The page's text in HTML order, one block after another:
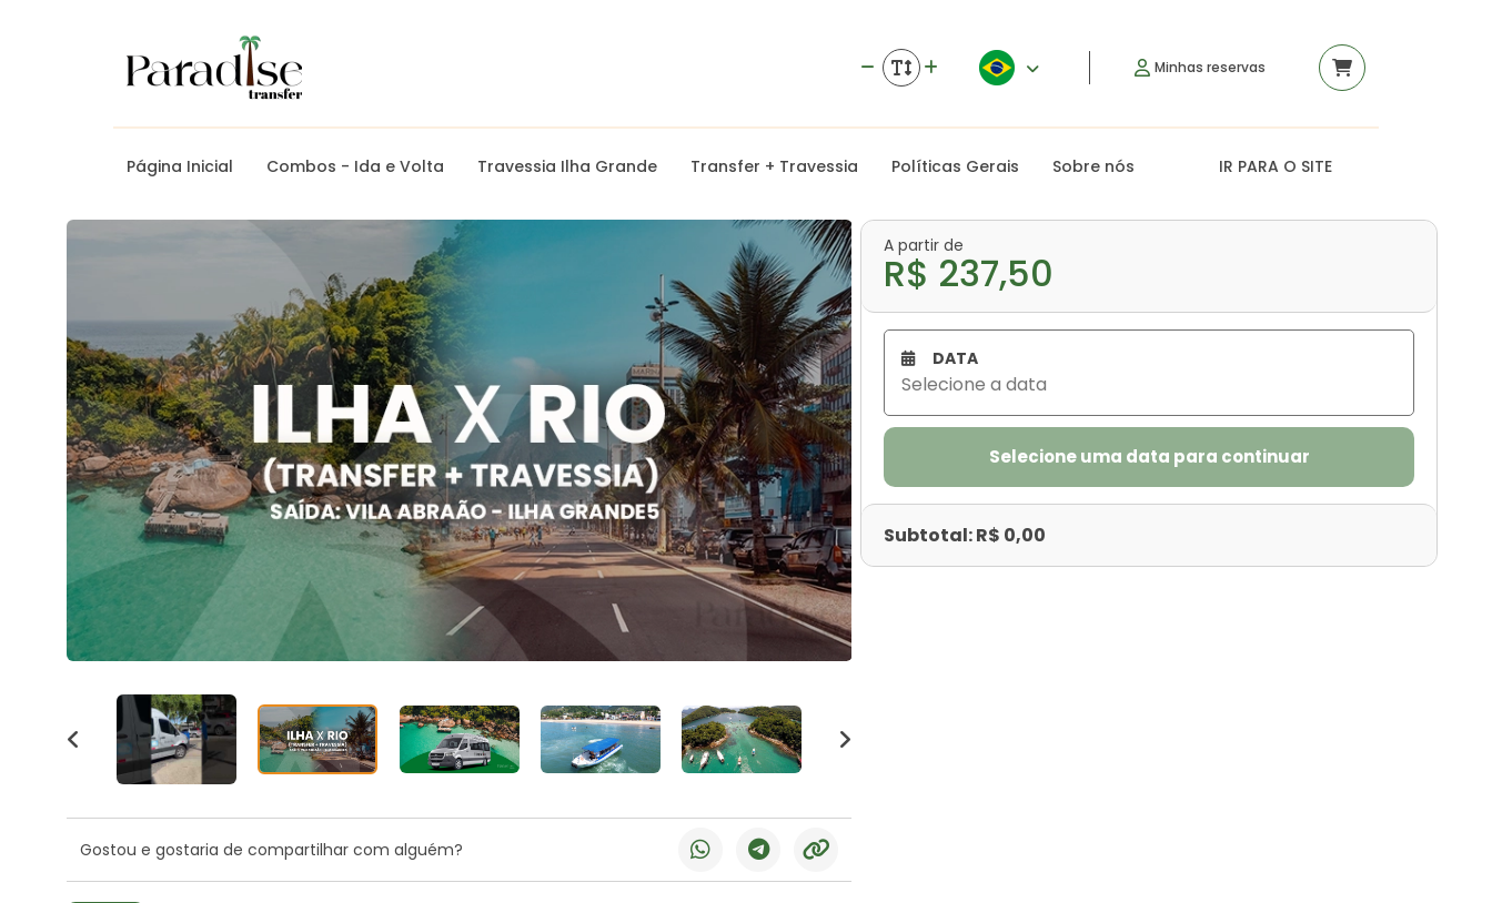
Minhas reservas
Página Inicial Combos - Ida e Volta Travessia Ilha Grande Transfer + Travessia Políticas Gerais Sobre nós IR PARA O SITE
Gostou e gostaria de compartilhar com alguém?
A partir de
R$ 237,50
DATA
Selecione a data
Selecione uma data para continuar
Subtotal: R$ 0,00